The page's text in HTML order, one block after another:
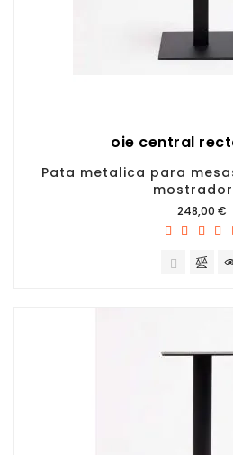
oie central
Pata metalica para
Prix
248,00 €